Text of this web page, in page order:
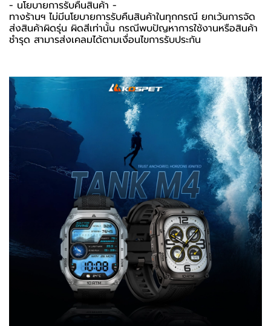
-️ นโยบายการรับคืนสินค้า -️
ทางร้านฯ ไม่มีนโยบายการรับคืนสินค้าในทุกกรณี ยกเว้นการจัด
ส่งสินค้าผิดรุ่น ผิดสีเท่านั้น กรณีพบปัญหาการใช้งานหรือสินค้า
ชำรุด สามารส่งเคลมได้ตามเงื่อนไขการรับประกัน